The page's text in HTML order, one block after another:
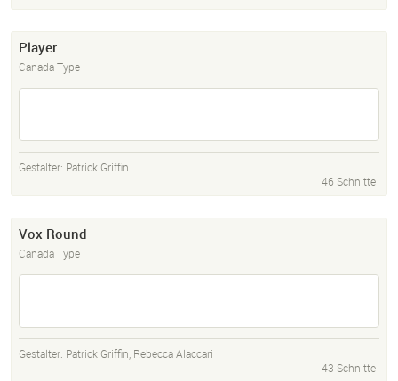
Player
Canada Type
Gestalter: Patrick Griffin
46 Schnitte
Vox Round
Canada Type
Gestalter: Patrick Griffin, Rebecca Alaccari
43 Schnitte